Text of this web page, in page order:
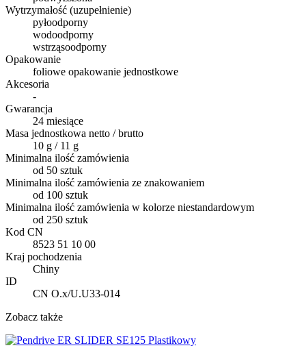
Wytrzymałość (uzupełnienie)
pyłoodporny
wodoodporny
wstrząsoodporny
Opakowanie
foliowe opakowanie jednostkowe
Akcesoria
-
Gwarancja
24 miesiące
Masa jednostkowa netto / brutto
10 g / 11 g
Minimalna ilość zamówienia
od 50 sztuk
Minimalna ilość zamówienia ze znakowaniem
od 100 sztuk
Minimalna ilość zamówienia w kolorze niestandardowym
od 250 sztuk
Kod CN
8523 51 10 00
Kraj pochodzenia
Chiny
ID
CN O.x/U.U33-014
Zobacz także